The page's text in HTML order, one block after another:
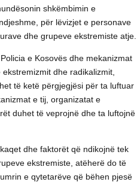
shkëmbimin e
për lëvizjet e personave
dhe grupeve ekstremiste atje.
e Kosovës dhe mekanizmat
dhe radikalizmit,
të ketë përgjegjësi për ta luftuar
e tij, organizatat e
duhet të veprojnë dhe ta luftojnë
dhe faktorët që ndikojnë tek
ekstremiste, atëherë do të
e qytetarëve që bëhen pjesë